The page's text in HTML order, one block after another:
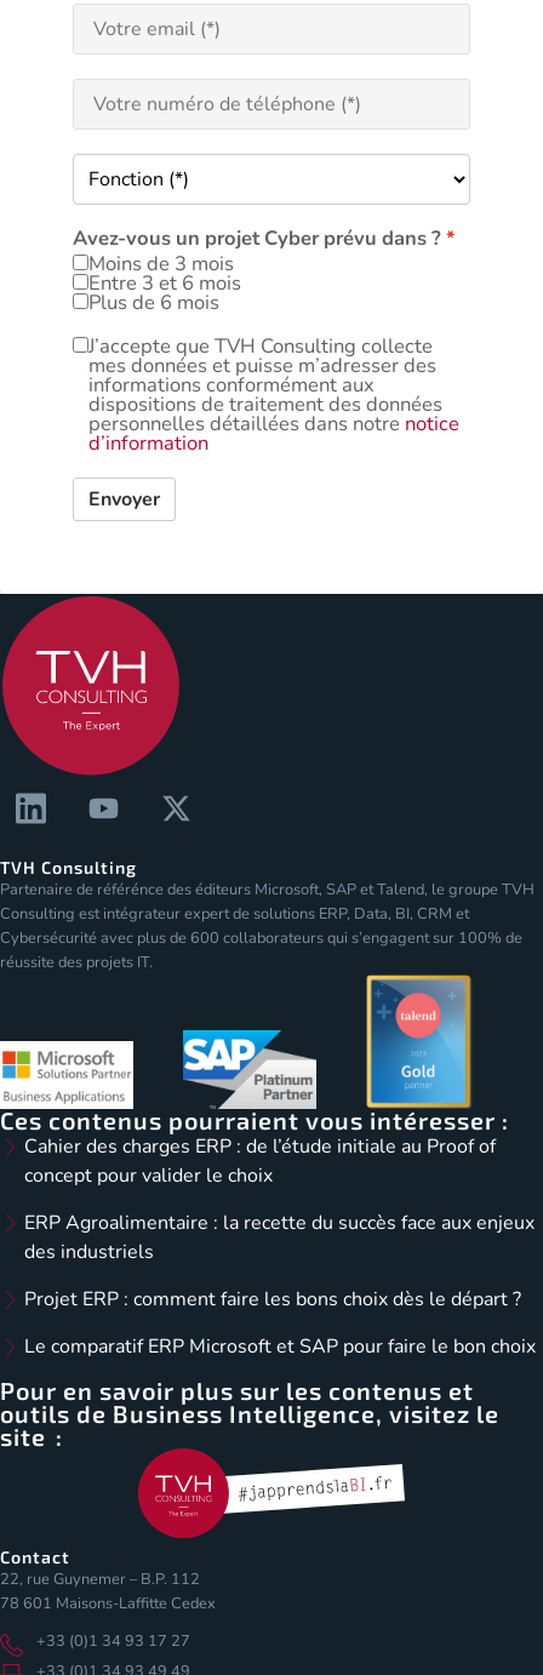
Avez-vous un projet Cyber prévu dans ?
Moins de 3 mois
Entre 3 et 6 mois
Plus de 6 mois
J’accepte que TVH Consulting collecte
mes données et puisse m’adresser des
informations conformément aux
dispositions de traitement des données
personnelles détaillées dans notre notice
d’information
Envoyer
TVH Consulting
Partenaire de référénce des éditeurs Microsoft, SAP et Talend, le groupe TVH
Consulting est intégrateur expert de solutions ERP, Data, BI, CRM et
Cybersécurité avec plus de 600 collaborateurs qui s’engagent sur 100% de
réussite des projets IT.
Ces contenus pourraient vous intéresser :
Cahier des charges ERP : de l’étude initiale au Proof of
concept pour valider le choix
ERP Agroalimentaire : la recette du succès face aux enjeux
des industriels
Projet ERP : comment faire les bons choix dès le départ ?
Le comparatif ERP Microsoft et SAP pour faire le bon choix
Pour en savoir plus sur les contenus et
outils de Business Intelligence, visitez le
site :
Contact
22, rue Guynemer – B.P. 112
78 601 Maisons-Laffitte Cedex
+33 (0)1 34 93 17 27